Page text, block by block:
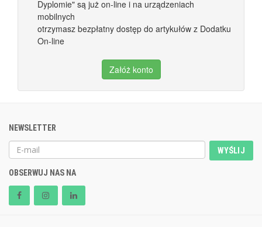
Dyplomie" są już on-line i na urządzeniach
mobilnych
otrzymasz bezpłatny dostęp do artykułów z Dodatku
On-line
Załóż konto
NEWSLETTER
WYŚLIJ
OBSERWUJ NAS NA